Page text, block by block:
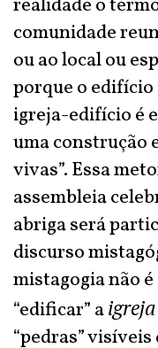
realidade o
comunidade
ou ao local ou
porque o
igreja-edifício é
uma construção
vivas”. Essa
assembleia
abriga será
discurso
mistagogia não
“edificar” aigreja
“pedras”